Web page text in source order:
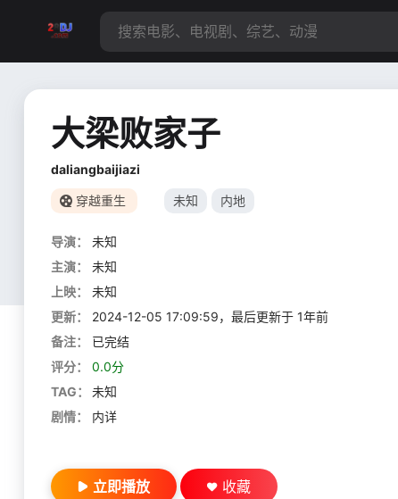
大梁败家子
daliangbaijiazi
穿越重生 未知 内地
导演：
未知
主演：
未知
上映：
未知
更新：
2024-12-05 17:09:59，最后更新于 1年前
备注：
已完结
评分：
0.0分
TAG：
未知
剧情：
内详
立即播放 收藏